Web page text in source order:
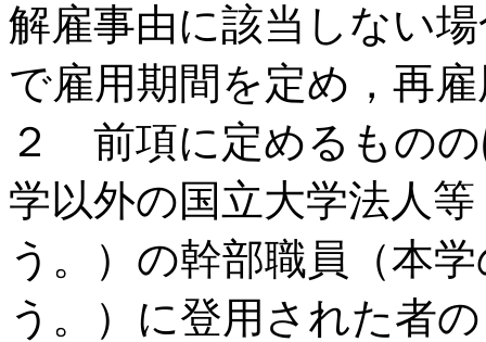
解雇事由に該当しない
で雇用期間を定め，再
２ 前項に定めるもの
学以外の国立大学法人
う。）の幹部職員（本
う。）に登用された者